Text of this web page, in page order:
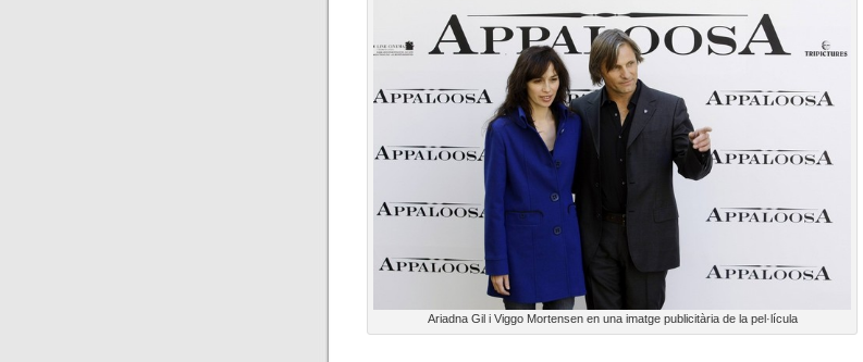
Ariadna Gil i Viggo Mortensen en una imatge publicitària de la pel·lícula